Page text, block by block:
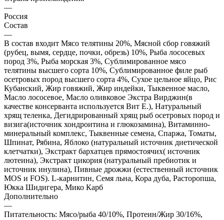
—
Россия
Состав
—
В состав входит Мясо телятины 20%, Мясной сбор говяжий
(рубец, вымя, сердце, почки, обрезь) 10%, Рыба лососевых
пород 3%, Рыба морская 3%, Сублимированное мясо
телятины высшего сорта 10%, Сублимированное филе рыб
осетровых пород высшего сорта 4%, Сухое цельное яйцо, Рис
Кубанский, Жир говяжий, Жир индейки, Тыквенное масло,
Масло лососевое, Масло оливковое Экстра Вирджин(в
качестве консерванта используется Вит Е.), Натуральный
хрящ теленка, Дегидрированный хрящ рыб осетровых пород и
визига(источник хондроитина и глюкозамина), Витаминно-
минеральный комплекс, Тыквенные семена, Спаржа, Томаты,
Шпинат, Рябина, Яблоко (натуральный источник диетической
клетчатки), Экстракт бархатцев прямостоячих( источник
лютеина), Экстракт цикория (натуральный пребиотик и
источник инулина), Пивные дрожжи (естественный источник
MOS и FOS). L-карнитин, Семя льна, Кора дуба, Расторопша,
Юкка Шидигера, Мико Карб
Дополнительно
—
Питательность: Мясо/рыба 40/10%, Протеин/Жир 30/16%,